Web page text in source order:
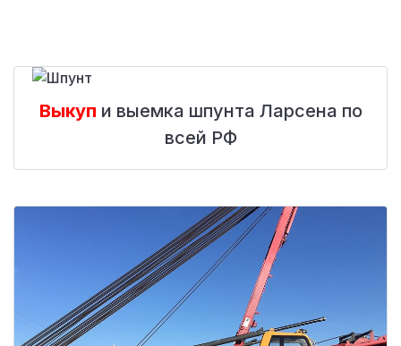
Выкуп и выемка шпунта Ларсена по
всей РФ
4 800 руб./ч. с НДС за работу в 2 смены!